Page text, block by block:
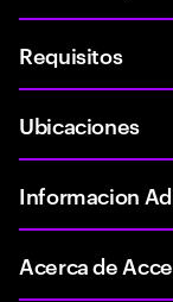
Requisitos
Ubicaciones
Informacion
Acerca de